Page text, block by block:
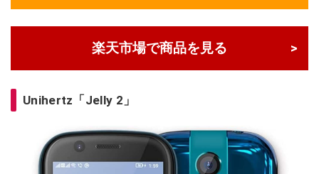
楽天市場で商品を見る
Unihertz「Jelly 2」